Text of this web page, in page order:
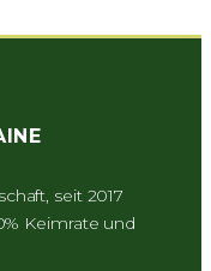
99,00 €
seit 2017
Keimrate und